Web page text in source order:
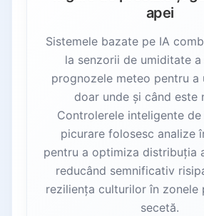
Organizația Națiunilor Unite /
4.3.
China
IA pentru binele comun
Provocări și considerații
Accesul și calitatea datelor
5.2. Costuri și infrastructură
5.3. Expertiză tehnică
5.4. Interoperabilitate și standarde
apei
Sistemele bazate pe IA
la senzorii de umiditate a
prognozele meteo pentru a
doar unde și când este
Controlerele inteligente
picurare folosesc analize
pentru a optimiza distribuția
reducând semnificativ
reziliența culturilor în zonele
secetă.